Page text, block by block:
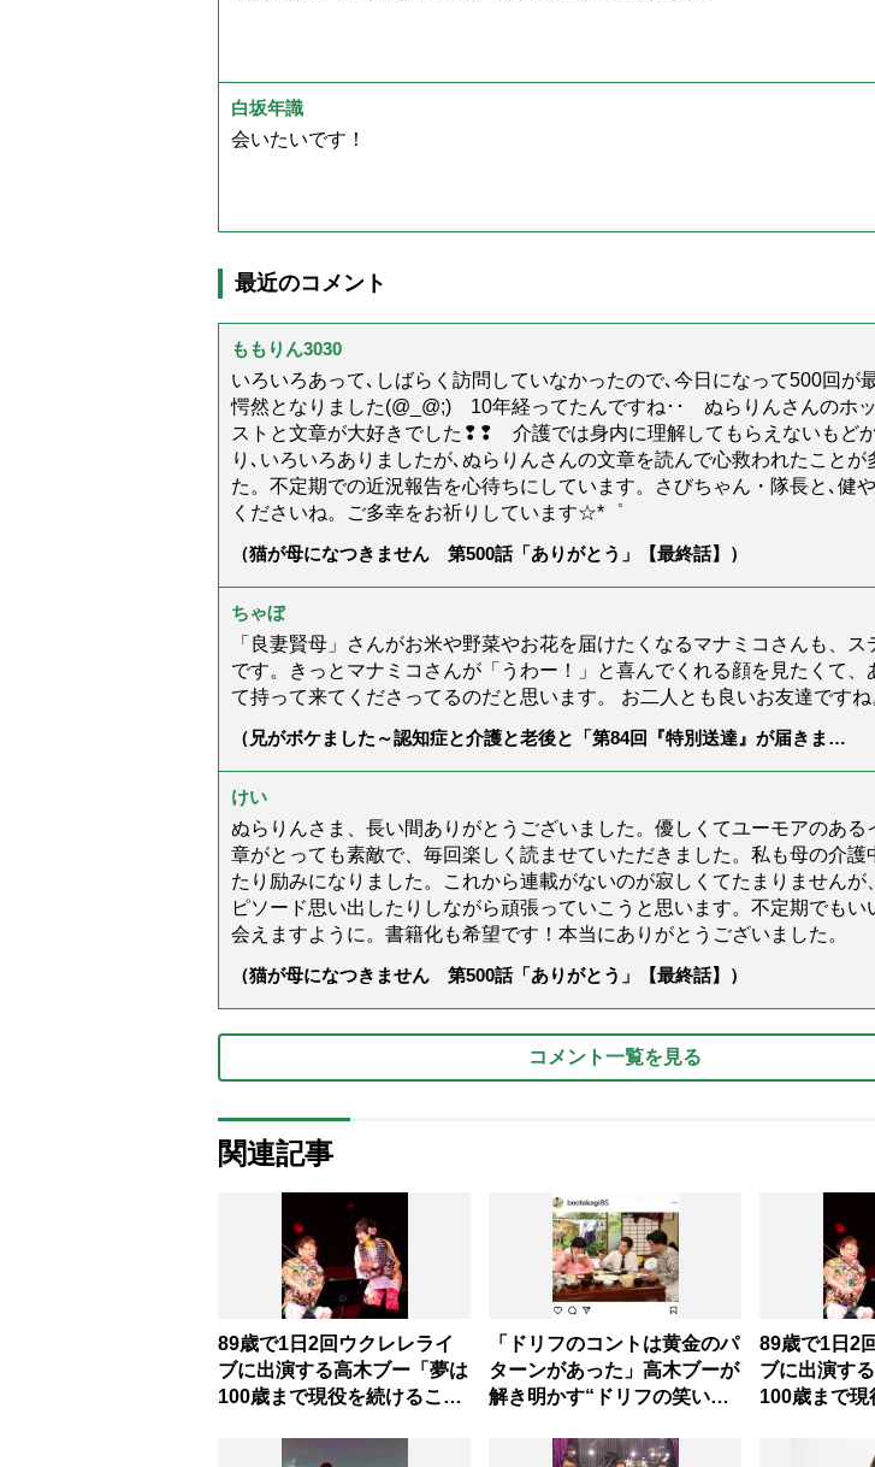
白坂年識
会いたいです！
最近のコメント
ももりん3030
いろいろあって､しばらく訪問していなかったので､今日になって500回が
愕然となりました(@_@;) 10年経ってたんですね･･ ぬらりんさんのホ
ストと文章が大好きでした❢❢ 介護では身内に理解してもらえないもど
り､いろいろありましたが､ぬらりんさんの文章を読んで心救われたことが
た。不定期での近況報告を心待ちにしています。さびちゃん・隊長と､健
くださいね。ご多幸をお祈りしています☆*゜
（猫が母になつきません 第500話「ありがとう」【最終話】）
ちゃぼ
「良妻賢母」さんがお米や野菜やお花を届けたくなるマナミコさんも、ス
です。きっとマナミコさんが「うわー！」と喜んでくれる顔を見たくて、
て持って来てくださってるのだと思います。 お二人とも良いお友達ですね
（兄がボケました～認知症と介護と老後と「第84回『特別送達』が届きまし
けい
ぬらりんさま、長い間ありがとうございました。優しくてユーモアのある
章がとっても素敵で、毎回楽しく読ませていただきました。私も母の介護
たり励みになりました。これから連載がないのが寂しくてたまりませんが
ピソード思い出したりしながら頑張っていこうと思います。不定期でもい
会えますように。書籍化も希望です！本当にありがとうございました。
（猫が母になつきません 第500話「ありがとう」【最終話】）
コメント一覧を見る
関連記事
89歳で1日2回ウクレレライ
ブに出演する高木ブー「夢は
100歳まで現役を続けるこ
「ドリフのコントは黄金のパ
ターンがあった」高木ブーが
解き明かす“ドリフの笑いの
89歳で1日2
ブに出演す
100歳まで現